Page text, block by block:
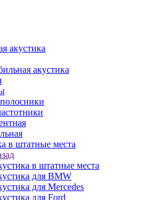
акустика
акустика
в штатные места
в штатные места
для BMW
для Mercedes
для Ford